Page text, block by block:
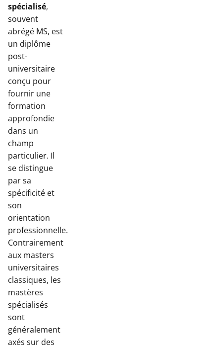
spécialisé,
souvent
abrégé MS, est
un diplôme
post-
universitaire
conçu pour
fournir une
formation
approfondie
dans un
champ
particulier. Il
se distingue
par sa
spécificité et
son
orientation
professionnelle.
Contrairement
aux masters
universitaires
classiques, les
mastères
spécialisés
sont
généralement
axés sur des